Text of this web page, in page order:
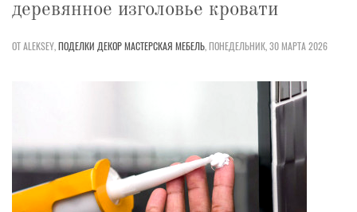
деревянное изголовье кровати
ОТ ALEKSEY,ПОДЕЛКИ ДЕКОРМАСТЕРСКАЯ МЕБЕЛЬ,ПОНЕДЕЛЬНИК, 30 МАРТА 2026